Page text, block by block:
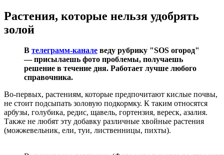
Растения, которые нельзя удобрять
золой
В телеграмм-канале веду рубрику "SOS огород"
— присылаешь фото проблемы, получаешь
решение в течение дня. Работает лучше любого
справочника.
Во-первых, растениям, которые предпочитают кислые почвы,
не стоит подсыпать золовую подкормку. К таким относятся
арбузы, голубика, редис, щавель, гортензия, вереск, азалия.
Также не любят эту добавку различные хвойные растения
(можжевельник, ели, туи, лиственницы, пихты).